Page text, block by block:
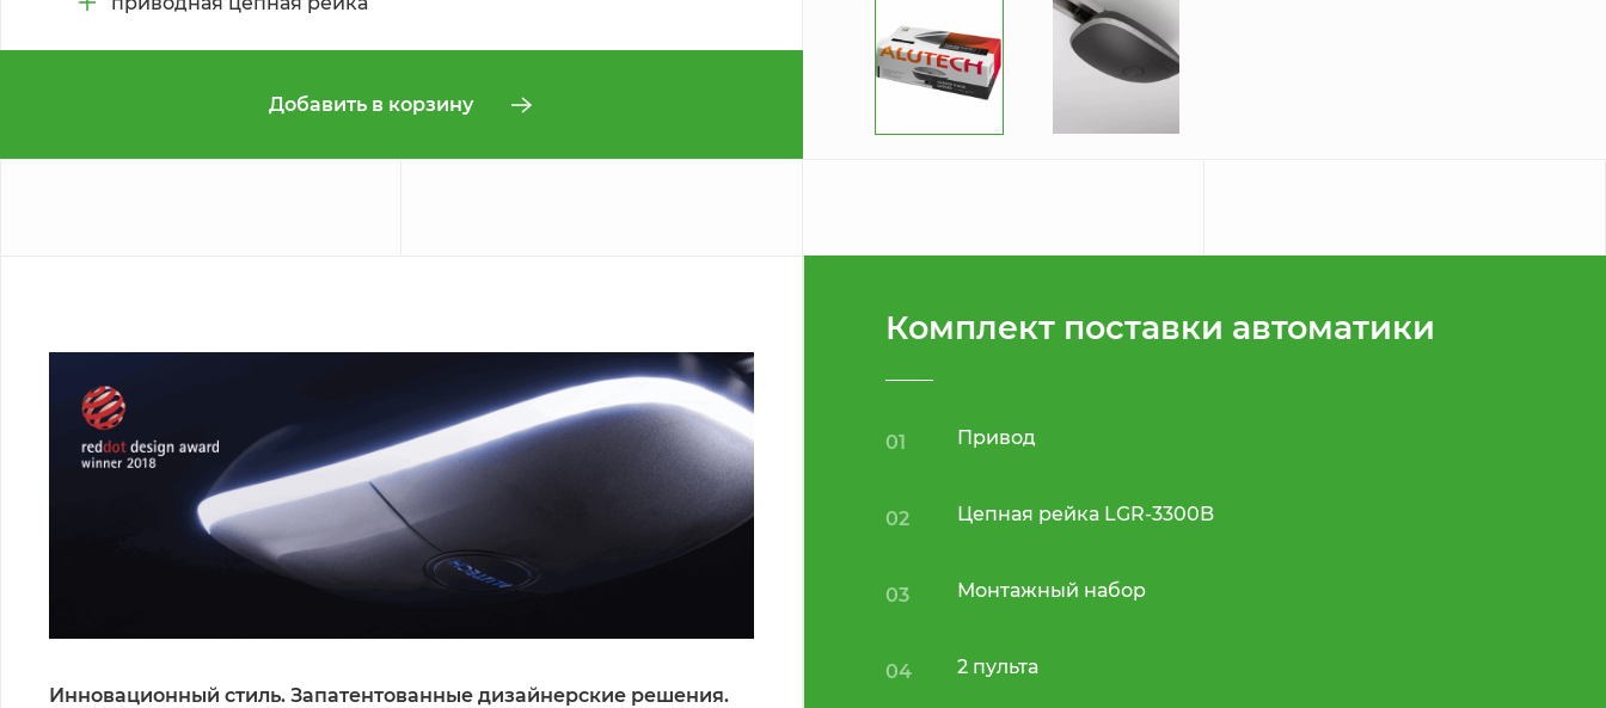
Добавить в корзину
Инновационный стиль. Запатентованные дизайнерские решения.
Комплект поставки автоматики
01 Привод
02 Цепная рейка LGR-3300B
03 Монтажный набор
04 2 пульта